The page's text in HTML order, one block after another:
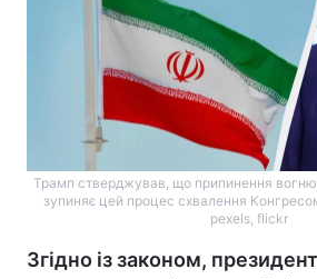
Трамп стверджував, що припинення
зупиняє цей процес схвалення
pexels, flickr
Згідно із законом,